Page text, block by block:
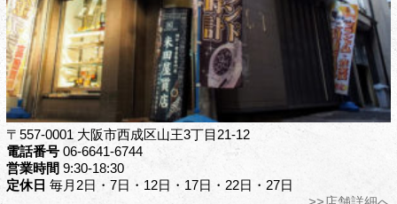
〒557-0001 大阪市西成区山王3丁目21-12
電話番号06-6641-6744
営業時間 9:30-18:30
定休日 毎月2日・7日・12日・17日・22日・27日